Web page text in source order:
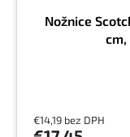
Nožnice
cm,
€14,19 bez DPH